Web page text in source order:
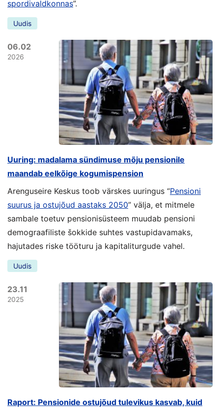
spordivaldkonnas”.
Uudis
06.02
2026
Uuring: madalama sündimuse mõju pensionile
maandab eelkõige kogumispension
Arenguseire Keskus toob värskes uuringus “Pensioni
suurus ja ostujõud aastaks 2050” välja, et mitmele
sambale toetuv pensionisüsteem muudab pensioni
demograafiliste šokkide suhtes vastupidavamaks,
hajutades riske tööturu ja kapitaliturgude vahel.
Uudis
23.11
2025
Raport: Pensionide ostujõud tulevikus kasvab, kuid